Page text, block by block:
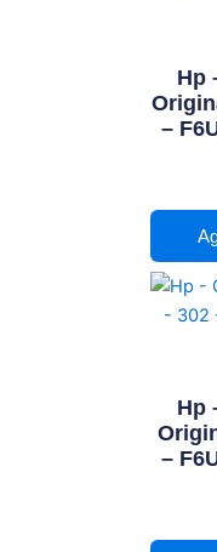
Hp
–
Hp
–